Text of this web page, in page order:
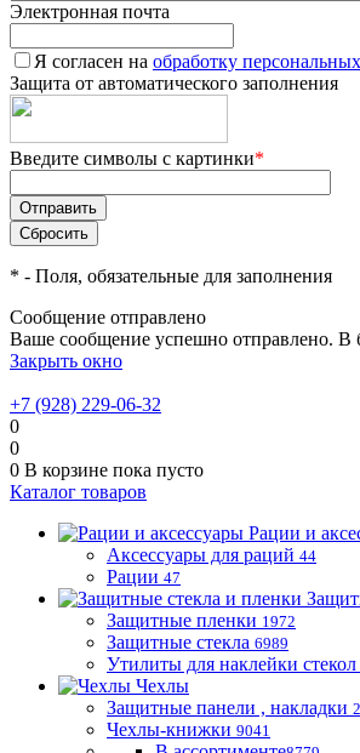
Электронная почта
Я согласен на обработку
Защита от автоматического заполнения
Введите символы с картинки*
* - Поля, обязательные для заполнения
Сообщение отправлено
Ваше сообщение успешно отправлено. В
Закрыть окно
+7 (928) 229-06-32
0
0
0 В корзине пока пусто
Каталог товаров
Рации и
Аксессуары для раций 44
Рации 47
Защитные пленки 1972
Защитные стекла 6989
Утилиты для наклейки стекол
Чехлы
Защитные панели , накладки
Чехлы-книжки 9041